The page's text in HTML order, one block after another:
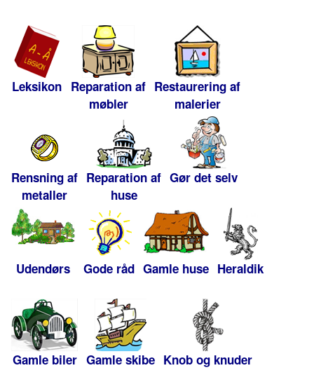
Leksikon Reparation af
møbler
Restaurering af
malerier
Rensning af
metaller
Reparation af
huse
Gør det selv
Udendørs Gode råd Gamle huse Heraldik
Gamle biler Gamle skibe Knob og knuder